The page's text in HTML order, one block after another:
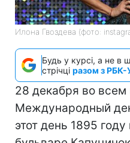
Илона Гвоздева (фото:
Будь у курсі, а не в
стрічці разом з РБК-
28 декабря во
Международный
этот день 1895